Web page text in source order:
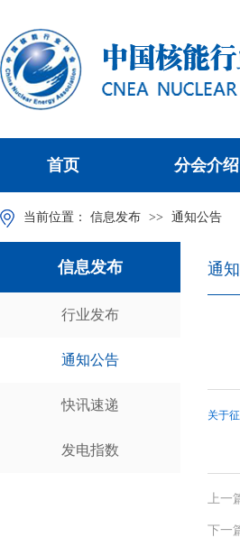
首页 分会介绍
当前位置： 信息发布 >> 通知公告
信息发布
行业发布
通知公告
快讯速递
发电指数
通
关于
上一
下一